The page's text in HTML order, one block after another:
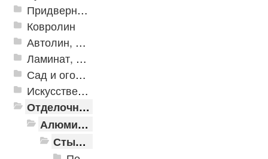
Придверные решетки
Ковролин
Автолин, Транслин, Линолеум
Ламинат, Кварцвиниловая плитка SPC
Сад и огород
Искусственная трава
Отделочные профили
Алюминиевые пороги
Стыкоперекрывающие алюминиевые пороги